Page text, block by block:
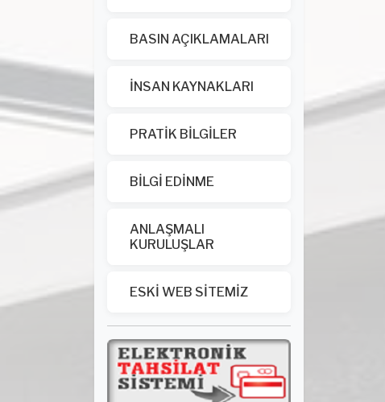
BASIN AÇIKLAMALARI
İNSAN KAYNAKLARI
PRATİK BİLGİLER
BİLGİ EDİNME
ANLAŞMALI
KURULUŞLAR
ESKİ WEB SİTEMİZ